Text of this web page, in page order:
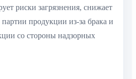
риски загрязнения, снижает
партии продукции из-за брака и
со стороны надзорных